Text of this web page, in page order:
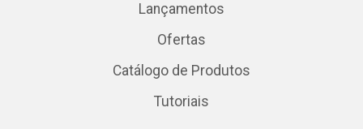
Lançamentos
Ofertas
Catálogo de Produtos
Tutoriais